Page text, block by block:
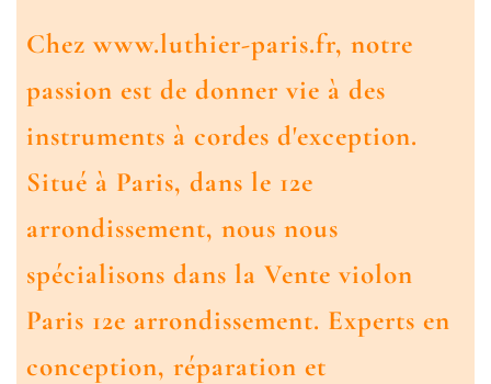
Chez www.luthier-paris.fr, notre
passion est de donner vie à des
instruments à cordes d'exception.
Situé à Paris, dans le 12e
arrondissement, nous nous
spécialisons dans la Vente violon
Paris 12e arrondissement. Experts en
conception, réparation et